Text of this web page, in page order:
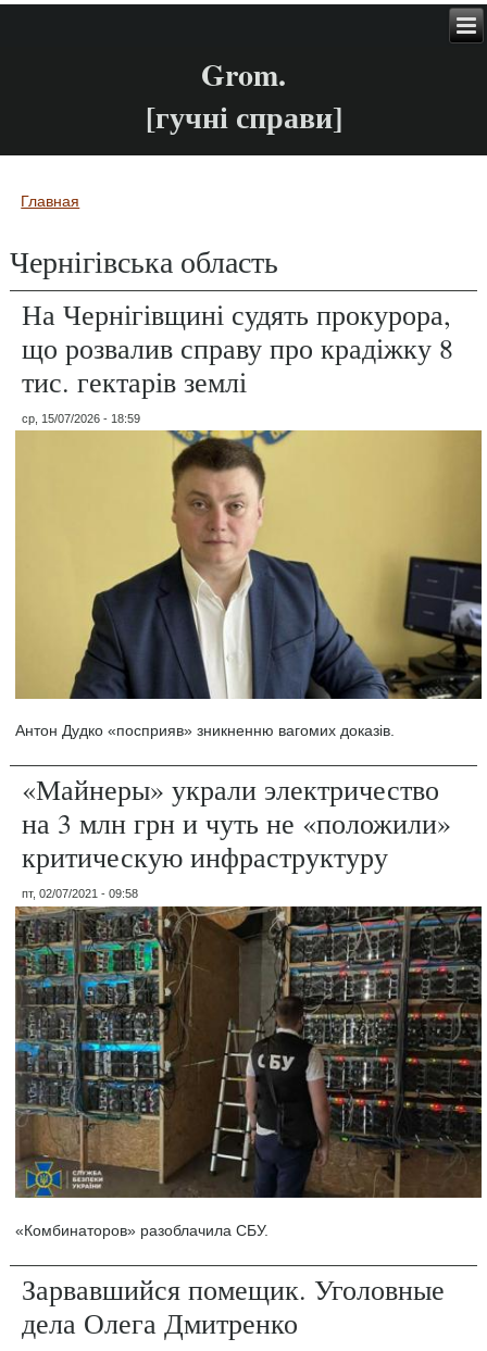
Grom.
[гучні справи]
Вы здесь
Главная
Чернігівська область
На Чернігівщині судять прокурора,
що розвалив справу про крадіжку 8
тис. гектарів землі
ср, 15/07/2026 - 18:59
Антон Дудко «посприяв» зникненню вагомих доказів.
«Майнеры» украли электричество
на 3 млн грн и чуть не «положили»
критическую инфраструктуру
пт, 02/07/2021 - 09:58
«Комбинаторов» разоблачила СБУ.
Зарвавшийся помещик. Уголовные
дела Олега Дмитренко